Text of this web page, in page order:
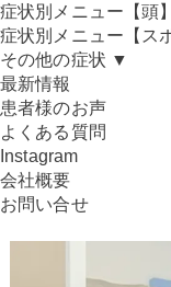
症状別メニュー【頭】
症状別メニュー【ス
その他の症状 ▼
最新情報
患者様のお声
よくある質問
Instagram
会社概要
お問い合せ